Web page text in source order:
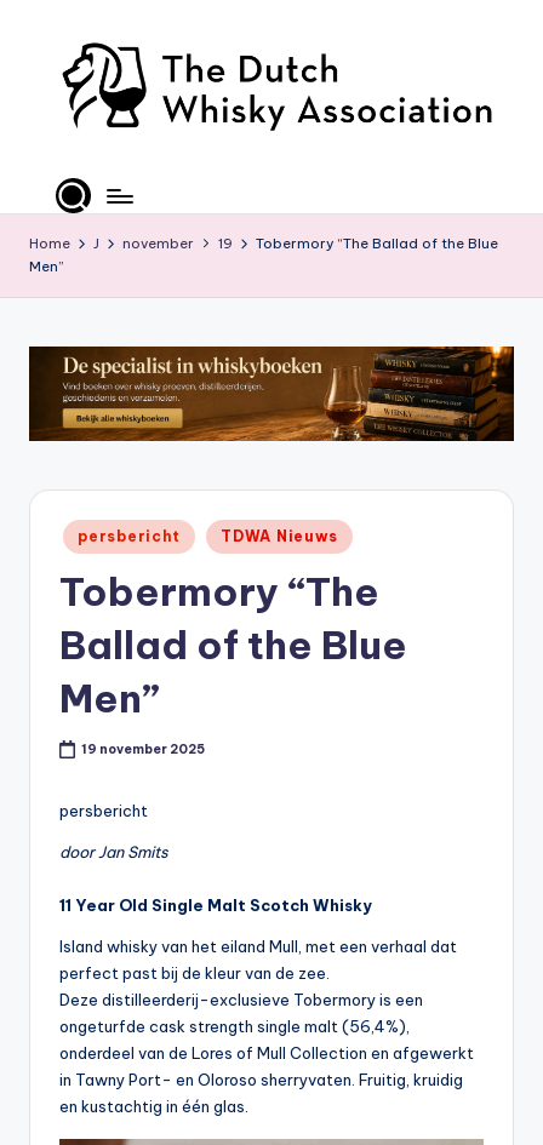
D
W
O
ffi
ci
al
or
Home J november 19
Tobermory “The Ballad of the Blue
Men”
Geplaatst
in
persbericht TDWA Nieuws
Tobermory “The
Ballad of the Blue
Men”
19 november 2025
persbericht
door Jan Smits
11 Year Old Single Malt Scotch Whisky
Island whisky van het eiland Mull, met een verhaal dat
perfect past bij de kleur van de zee.
Deze distilleerderij-exclusieve Tobermory is een
ongeturfde cask strength single malt (56,4%),
onderdeel van de Lores of Mull Collection en afgewerkt
in Tawny Port- en Oloroso sherryvaten. Fruitig, kruidig
en kustachtig in één glas.